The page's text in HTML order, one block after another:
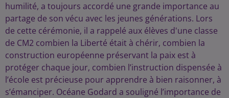
humilité, a toujours accordé une grande importance au
partage de son vécu avec les jeunes générations. Lors
de cette cérémonie, il a rappelé aux élèves d'une classe
de CM2 combien la Liberté était à chérir, combien la
construction européenne préservant la paix est à
protéger chaque jour, combien l’instruction dispensée à
l’école est précieuse pour apprendre à bien raisonner, à
s’émanciper. Océane Godard a souligné l’importance de